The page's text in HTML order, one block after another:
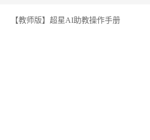
【教师版】超星AI助教操作手册